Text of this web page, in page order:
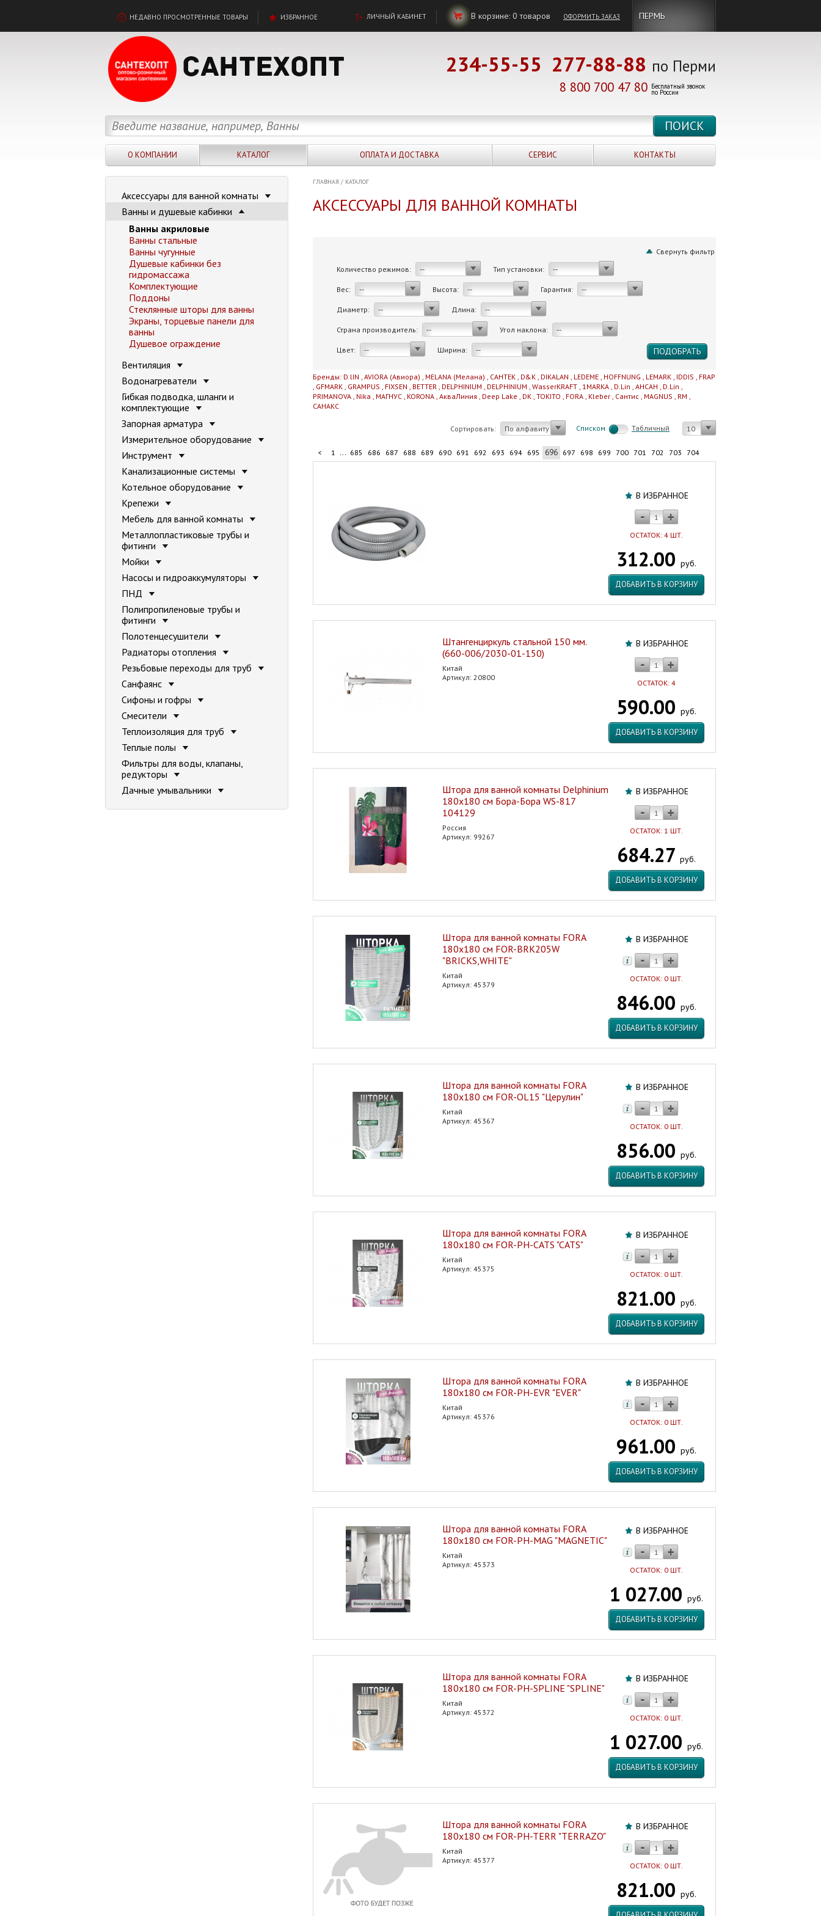
НЕДАВНО ПРОСМОТРЕННЫЕ ТОВАРЫ ИЗБРАННОЕ ЛИЧНЫЙ КАБИНЕТ В корзине: 0товаров ОФОРМИТЬ ЗАКАЗ ПЕРМЬ
234-55-55 277-88-88 по Перми
8 800 700 47 80 Бесплатный звонок
по России
О КОМПАНИИ КАТАЛОГ ОПЛАТА И ДОСТАВКА СЕРВИС КОНТАКТЫ
ГЛАВНАЯ / КАТАЛОГ
АКСЕССУАРЫ ДЛЯ ВАННОЙ КОМНАТЫ
Свернуть фильтр
Количество режимов:
-- Тип установки: --
Вес: -- Высота: -- Гарантия: --
Диаметр: -- Длина: --
Страна производитель: -- Угол наклона: --
Цвет: -- Ширина: --
Бренды: D.lIN , AVIORA (Авиора) , MELANA (Мелана) , САНТЕК , D&K , DIKALAN , LEDEME , HOFFNUNG , LEMARK , IDDIS , FRAP
, GFMARK , GRAMPUS , FIXSEN , BETTER , DELPHINIUM , DELPHINIUM , WasserKRAFT , 1MARKA , D.Lin , AHCAH , D.Lin ,
PRIMANOVA , Nika , МАГНУС , KORONA , АкваЛиния , Deep Lake , DK , TOKITO , FORA , Kleber , Сантис , MAGNUS , RM ,
САНАКС
Сортировать: По алфавиту Cписком Табличный 10
< 1 ... 685 686 687 688 689 690 691 692 693 694 695 696 697 698 699 700 701 702 703
704
В ИЗБРАННОЕ
ОСТАТОК: 4 ШТ.
312.00 руб.
ДОБАВИТЬ В КОРЗИНУ
В ИЗБРАННОЕ
ОСТАТОК: 4
590.00 руб.
ДОБАВИТЬ В КОРЗИНУ
Штангенциркуль стальной 150 мм.
(660-006/2030-01-150)
Китай
Артикул: 20800
В ИЗБРАННОЕ
ОСТАТОК: 1 ШТ.
684.27 руб.
ДОБАВИТЬ В КОРЗИНУ
Штора для ванной комнаты Delphinium
180х180 см Бора-Бора WS-817
104129
Россия
Артикул: 99267
В ИЗБРАННОЕ
ОСТАТОК: 0 ШТ.
846.00 руб.
ДОБАВИТЬ В КОРЗИНУ
Штора для ванной комнаты FORA
180х180 см FOR-BRK205W
"BRICKS,WHITE"
Китай
Артикул: 45379
В ИЗБРАННОЕ
ОСТАТОК: 0 ШТ.
856.00 руб.
ДОБАВИТЬ В КОРЗИНУ
Штора для ванной комнаты FORA
180х180 см FOR-OL15 "Церулин"
Китай
Артикул: 45367
В ИЗБРАННОЕ
ОСТАТОК: 0 ШТ.
821.00 руб.
ДОБАВИТЬ В КОРЗИНУ
Штора для ванной комнаты FORA
180х180 см FOR-PH-CATS "CATS"
Китай
Артикул: 45375
В ИЗБРАННОЕ
ОСТАТОК: 0 ШТ.
961.00 руб.
ДОБАВИТЬ В КОРЗИНУ
Штора для ванной комнаты FORA
180х180 см FOR-PH-EVR "EVER"
Китай
Артикул: 45376
В ИЗБРАННОЕ
ОСТАТОК: 0 ШТ.
1 027.00 руб.
ДОБАВИТЬ В КОРЗИНУ
Штора для ванной комнаты FORA
180х180 см FOR-PH-MAG "MAGNETIC"
Китай
Артикул: 45373
В ИЗБРАННОЕ
ОСТАТОК: 0 ШТ.
1 027.00 руб.
ДОБАВИТЬ В КОРЗИНУ
Штора для ванной комнаты FORA
180х180 см FOR-PH-SPLINE "SPLINE"
Китай
Артикул: 45372
В ИЗБРАННОЕ
ОСТАТОК: 0 ШТ.
821.00 руб.
Штора для ванной комнаты FORA
180х180 см FOR-PH-TERR "TERRAZO"
Китай
Артикул: 45377
Аксессуары для ванной комнаты
Ванны и душевые кабинки
Ванны акриловые
Ванны стальные
Ванны чугунные
Душевые кабинки без
гидромассажа
Комплектующие
Поддоны
Стеклянные шторы для ванны
Экраны, торцевые панели для
ванны
Душевое ограждение
Вентиляция
Водонагреватели
Гибкая подводка, шланги и
комплектующие
Запорная арматура
Измерительное оборудование
Инструмент
Канализационные системы
Котельное оборудование
Крепежи
Мебель для ванной комнаты
Металлопластиковые трубы и
фитинги
Мойки
Насосы и гидроаккумуляторы
ПНД
Полипропиленовые трубы и
фитинги
Полотенцесушители
Радиаторы отопления
Резьбовые переходы для труб
Санфаянс
Сифоны и гофры
Смесители
Теплоизоляция для труб
Теплые полы
Фильтры для воды, клапаны,
редукторы
Дачные умывальники